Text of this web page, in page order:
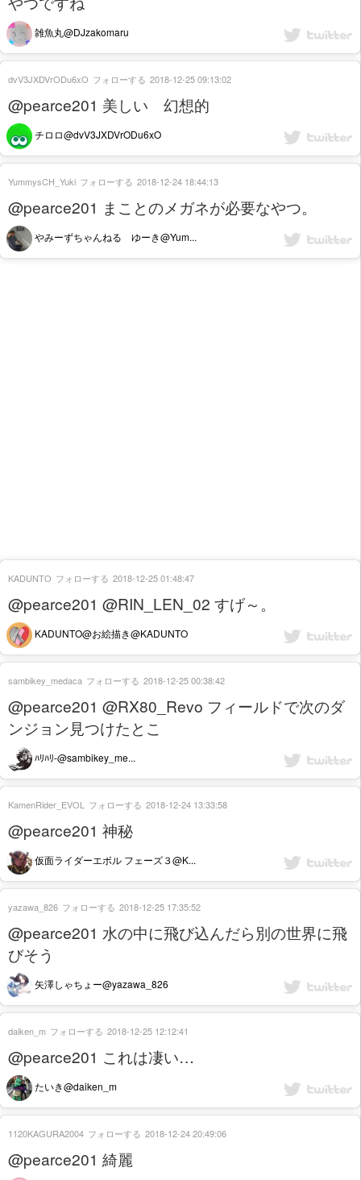
雑魚丸@DJzakomaru
@pearce201 美しい 幻想的
チロロ@dvV3JXDVrODu6xO
dvV3JXDVrODu6xO フォローする 2018-12-25 09:13:02
@pearce201 まことのメガネが必要なやつ。
やみーずちゃんねる ゆーき@Yum...
YummysCH_Yuki フォローする 2018-12-24 18:44:13
@pearce201 @RIN_LEN_02 すげ～。
KADUNTO@お絵描き@KADUNTO
KADUNTO フォローする 2018-12-25 01:48:47
@pearce201 @RX80_Revo フィールドで次のダ
ンジョン見つけたとこ
ﾊﾘﾊﾘ-@sambikey_me...
sambikey_medaca フォローする 2018-12-25 00:38:42
@pearce201 神秘
仮面ライダーエボル フェーズ３@K...
KamenRider_EVOL フォローする 2018-12-24 13:33:58
@pearce201 水の中に飛び込んだら別の世界に飛
びそう
矢澤しゃちょー@yazawa_826
yazawa_826 フォローする 2018-12-25 17:35:52
@pearce201 これは凄い…
たいき@daiken_m
daiken_m フォローする 2018-12-25 12:12:41
@pearce201 綺麗
1120KAGURA2004 フォローする 2018-12-24 20:49:06